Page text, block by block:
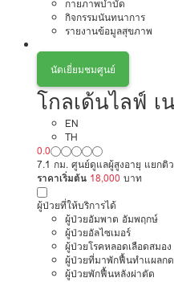
กายภาพบำบัด
กิจกรรมนันทนาการ
รายงานข้อมูลสุขภาพ
นัดเยี่ยมชมศูนย์
โกลเด้นไลฟ์
แจ้งวัฒนะ
EN
TH
0.0
7.1 กม. ศูนย์ดูแลผู้สูงอายุ แยกติ
ราคาเริ่มต้น 18,000 บาท
ผู้ป่วยที่ให้บริการได้
ผู้ป่วยอัมพาต อัมพฤกษ์
ผู้ป่วยอัลไซเมอร์
ผู้ป่วยโรคหลอดเลือดสมอง
ผู้ป่วยที่มาพักฟื้นทำแผลก
ผู้ป่วยพักฟื้นหลังผ่าตัด